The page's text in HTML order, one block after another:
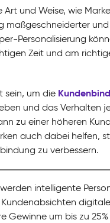
und Weise, wie
Personalisierung
Zeit und am
sein, um die
und das Verhalten
zu einer höheren
auch dabei helfen,
zu verbessern.
intelligente
Gewinne um bis zu